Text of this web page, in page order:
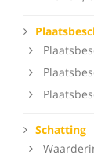
Schatting